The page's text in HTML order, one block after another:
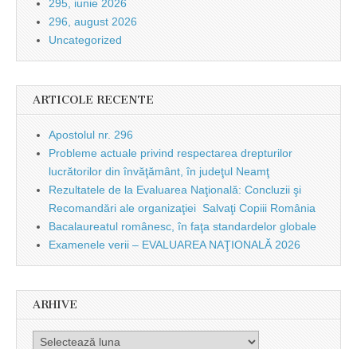
295, iunie 2026
296, august 2026
Uncategorized
ARTICOLE RECENTE
Apostolul nr. 296
Probleme actuale privind respectarea drepturilor
lucrătorilor din învăţământ, în judeţul Neamţ
Rezultatele de la Evaluarea Naţională: Concluzii şi
Recomandări ale organizaţiei Salvaţi Copiii România
Bacalaureatul românesc, în faţa standardelor globale
Examenele verii – EVALUAREA NAŢIONALĂ 2026
ARHIVE
Arhive